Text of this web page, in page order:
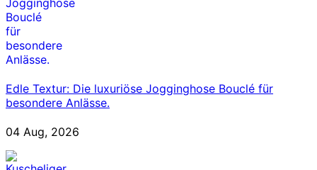
Edle Textur: Die luxuriöse Jogginghose Bouclé für
besondere Anlässe.
04 Aug, 2026